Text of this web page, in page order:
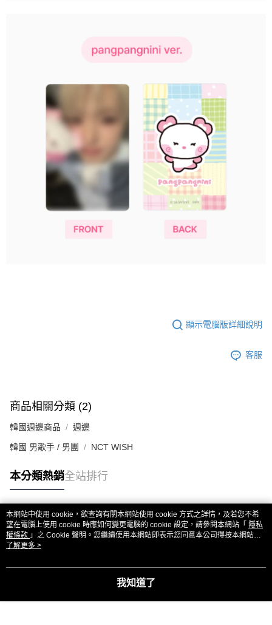
顯示電腦版詳細說明
客服
商品相關分類 (2)
韓國週邊商品 週邊
韓國 男歌手 / 男團 NCT WISH
本分類熱銷全站排行
熱門標籤
本網站中使用 cookie，欲查詢有關本網站使用 cookie 方式之詳情，及若您不希
望在電腦上使用 cookie 時應如何變更電腦的 cookie 設定，請參閱本網站「 隱私
權條款 」之 Cookie 聲明。您繼續使用本網站即表示您同意本公司得按本網站使
用條款之 Cookie 聲明使用 cookie。
了解更多 >
我知道了